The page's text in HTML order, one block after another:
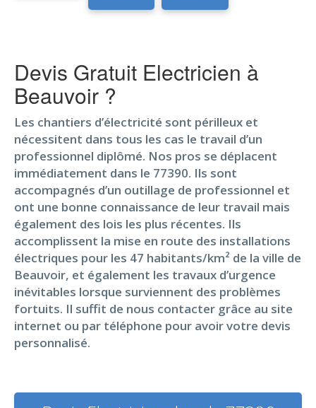
Devis Gratuit Electricien à
Beauvoir ?
Les chantiers d’électricité sont périlleux et
nécessitent dans tous les cas le travail d’un
professionnel diplômé. Nos pros se déplacent
immédiatement dans le 77390. Ils sont
accompagnés d’un outillage de professionnel et
ont une bonne connaissance de leur travail mais
également des lois les plus récentes. Ils
accomplissent la mise en route des installations
électriques pour les 47 habitants/km² de la ville de
Beauvoir, et également les travaux d’urgence
inévitables lorsque surviennent des problèmes
fortuits. Il suffit de nous contacter grâce au site
internet ou par téléphone pour avoir votre devis
personnalisé.